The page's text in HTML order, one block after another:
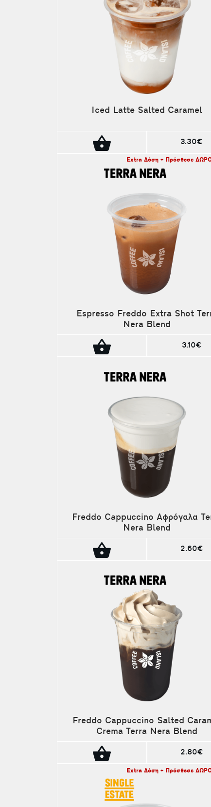
Iced Latte Salted Caramel
3.30€
Extra Δόση + Πρόσθεσε
Espresso Freddo Extra Shot
Nera Blend
3.10€
Freddo Cappuccino Αφρόγαλα
Nera Blend
2.60€
Freddo Cappuccino Salted
Crema Terra Nera Blend
2.80€
Extra Δόση + Πρόσθεσε